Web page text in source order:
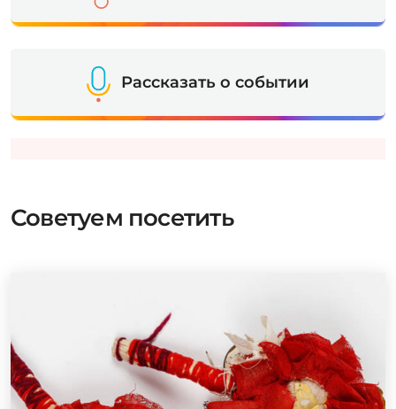
Рассказать о событии
Советуем посетить